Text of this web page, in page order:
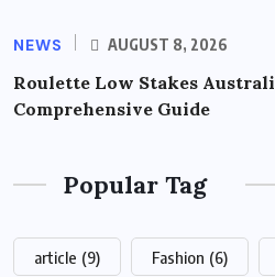
NEWS AUGUST 8, 2026
Roulette Low Stakes
Comprehensive Guide
Popular Tag
article (9) Fashion (6)